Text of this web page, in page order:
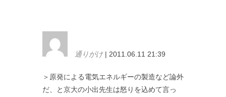
通りがけ| 2011.06.11 21:39
＞原発による電気エネルギーの製造など論外
だ、と京大の小出先生は怒りを込めて言っ